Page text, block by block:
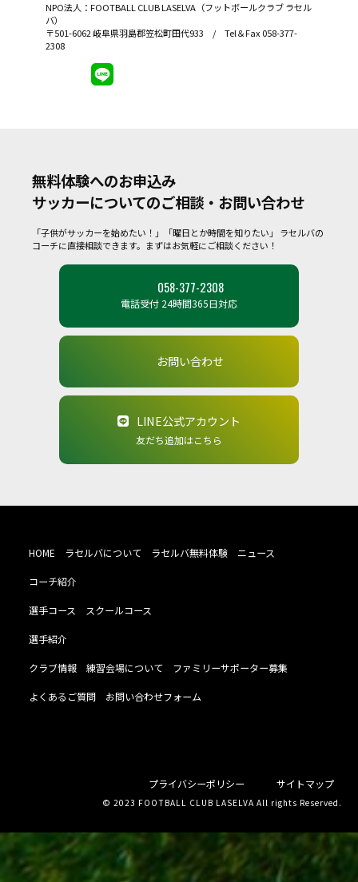
NPO法人：FOOTBALL CLUB LASELVA（フットボールクラブ ラセル
バ）
〒501-6062 岐阜県羽島郡笠松町田代933 / Tel＆Fax 058-377-
2308
無料体験へのお申込み
サッカーについてのご相談・お問い合わせ
「子供がサッカーを始めたい！」「曜日とか時間を知りたい」
ラセルバの
コーチに直接相談できます。まずはお気軽にご相談ください！
058-377-2308
電話受付 24時間365日対応
お問い合わせ
LINE公式アカウント
友だち追加はこちら
HOME ラセルバについて ラセルバ無料体験 ニュース
コーチ紹介
選手コース スクールコース
選手紹介
クラブ情報 練習会場について ファミリーサポーター募集
よくあるご質問 お問い合わせフォーム
プライバシーポリシー サイトマップ
© 2023 FOOTBALL CLUB LASELVA All rights Reserved.